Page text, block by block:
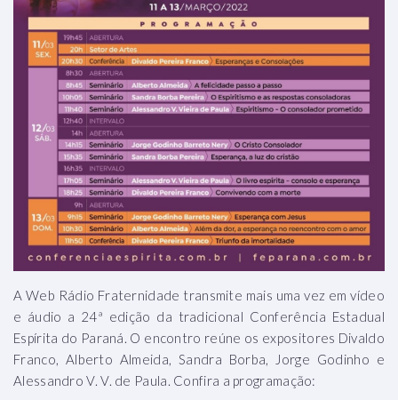
A Web Rádio Fraternidade transmite mais uma vez em vídeo
e áudio a 24ª edição da tradicional Conferência Estadual
Espírita do Paraná. O encontro reúne os expositores Divaldo
Franco, Alberto Almeida, Sandra Borba, Jorge Godinho e
Alessandro V. V. de Paula. Confira a programação: